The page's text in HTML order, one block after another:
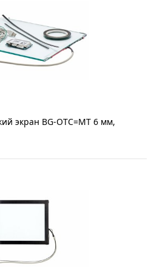
экран BG-OTC=MT 6 мм,